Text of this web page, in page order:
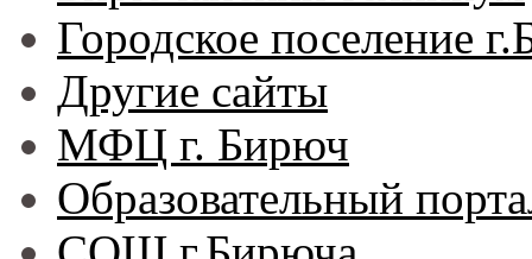
Городское поселение
Другие сайты
МФЦ г. Бирюч
Образовательный